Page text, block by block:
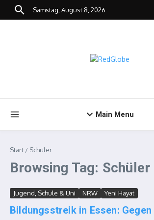
Zum Inhalt springen
Samstag, August 8, 2026
Main Menu
Start / Schüler
Browsing Tag: Schüler
Jugend, Schule & Uni NRW Yeni Hayat
Bildungsstreik in Essen: